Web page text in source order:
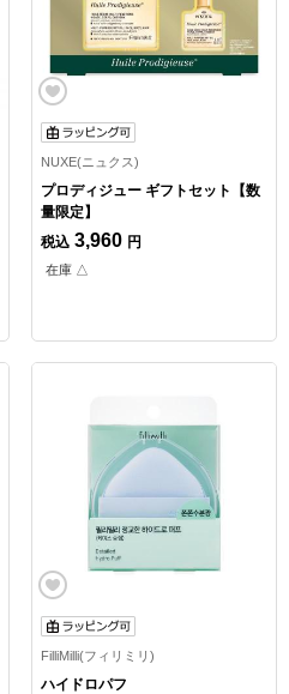
NUXE(ニュクス)
プロディジュー ギフトセット【数
量限定】
税込 3,960 円
在庫 △
FilliMilli(フィリミリ)
ハイドロパフ